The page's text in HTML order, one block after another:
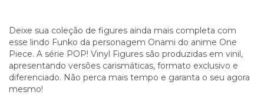
Deixe sua coleção de figures ainda mais completa com
esse lindo Funko da personagem Onami do anime One
Piece. A série POP! Vinyl Figures são produzidas em vinil,
apresentando versões carismáticas, formato exclusivo e
diferenciado. Não perca mais tempo e garanta o seu agora
mesmo!